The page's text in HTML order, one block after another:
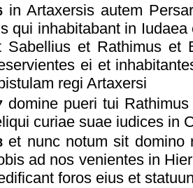
in Artaxersis autem
qui inhabitabant in
Sabellius et Rathimus et
ei et
regi Artaxersi
domine pueri tui
curiae suae iudices in
et nunc notum sit domino
ad nos venientes in
foros eius et